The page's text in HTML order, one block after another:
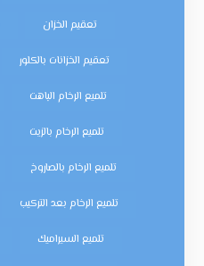
تعقيم الخزان
تعقيم الخزانات بالكلور
تلميع الرخام الباهت
تلميع الرخام بالزيت
تلميع الرخام بالصاروخ
تلميع الرخام بعد التركيب
تلميع السيراميك